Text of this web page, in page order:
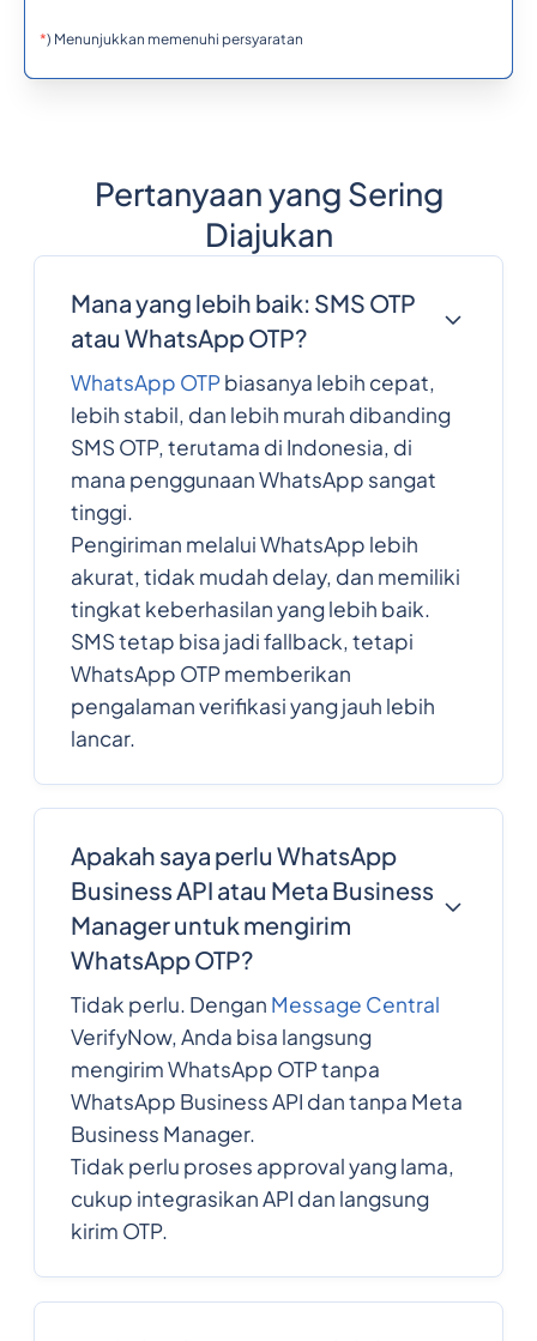
*) Menunjukkan memenuhi persyaratan
Pertanyaan yang Sering
Diajukan
Mana yang lebih baik: SMS OTP
atau WhatsApp OTP?
WhatsApp OTPbiasanya lebih cepat,
lebih stabil, dan lebih murah dibanding
SMS OTP, terutama di Indonesia, di
mana penggunaan WhatsApp sangat
tinggi.
Pengiriman melalui WhatsApp lebih
akurat, tidak mudah delay, dan memiliki
tingkat keberhasilan yang lebih baik.
SMS tetap bisa jadi fallback, tetapi
WhatsApp OTP memberikan
pengalaman verifikasi yang jauh lebih
lancar.
Apakah saya perlu WhatsApp
Business API atau Meta Business
Manager untuk mengirim
WhatsApp OTP?
Tidak perlu. Dengan Message Central
VerifyNow, Anda bisa langsung
mengirim WhatsApp OTP tanpa
WhatsApp Business API dan tanpa Meta
Business Manager.
Tidak perlu proses approval yang lama,
cukup integrasikan API dan langsung
kirim OTP.